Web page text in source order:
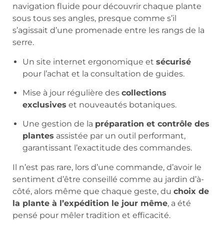
navigation fluide pour découvrir chaque plante
sous tous ses angles, presque comme s’il
s’agissait d’une promenade entre les rangs de la
serre.
Un site internet ergonomique et sécurisé
pour l’achat et la consultation de guides.
Mise à jour régulière des collections
exclusives et nouveautés botaniques.
Une gestion de la préparation et contrôle des
plantes assistée par un outil performant,
garantissant l’exactitude des commandes.
Il n’est pas rare, lors d’une commande, d’avoir le
sentiment d’être conseillé comme au jardin d’à-
côté, alors même que chaque geste, du choix de
la plante à l’expédition le jour même, a été
pensé pour mêler tradition et efficacité.